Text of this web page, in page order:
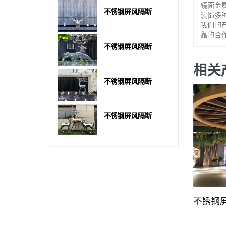
镜面金
装饰多
我们的
靠的合
相关
不锈钢屏风
不锈钢屏风隔断
不锈钢屏风隔断
不锈钢屏风隔断
不锈钢屏风隔断